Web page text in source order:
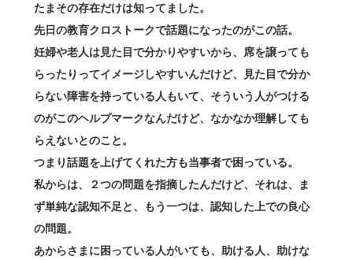
たまその存在だけは知ってました。
先日の教育クロストークで話題になったのがこの話。
妊婦や老人は見た目で分かりやすいから、席を譲っても
らったりってイメージしやすいんだけど、見た目で分か
らない障害を持っている人もいて、そういう人がつける
のがこのヘルプマークなんだけど、なかなか理解しても
らえないとのこと。
つまり話題を上げてくれた方も当事者で困っている。
私からは、２つの問題を指摘したんだけど、それは、ま
ず単純な認知不足と、もう一つは、認知した上での良心
の問題。
あからさまに困っている人がいても、助ける人、助けな